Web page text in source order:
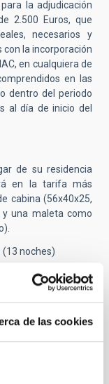
de las cookies
la adjudicación
2.500 Euros, que
necesarios y
la incorporación
en cualquiera de
en las
dentro del periodo
al día de inicio del
de su residencia
en la tarifa más
cabina (56x40x25,
una maleta como
noches)
gasto (taxi, tren,
Físicas (IRPF)